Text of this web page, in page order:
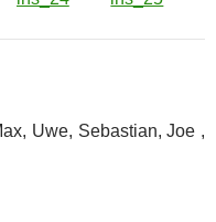
Uwe, Sebastian, Joe ,